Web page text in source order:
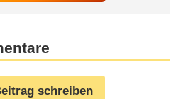
schreiben